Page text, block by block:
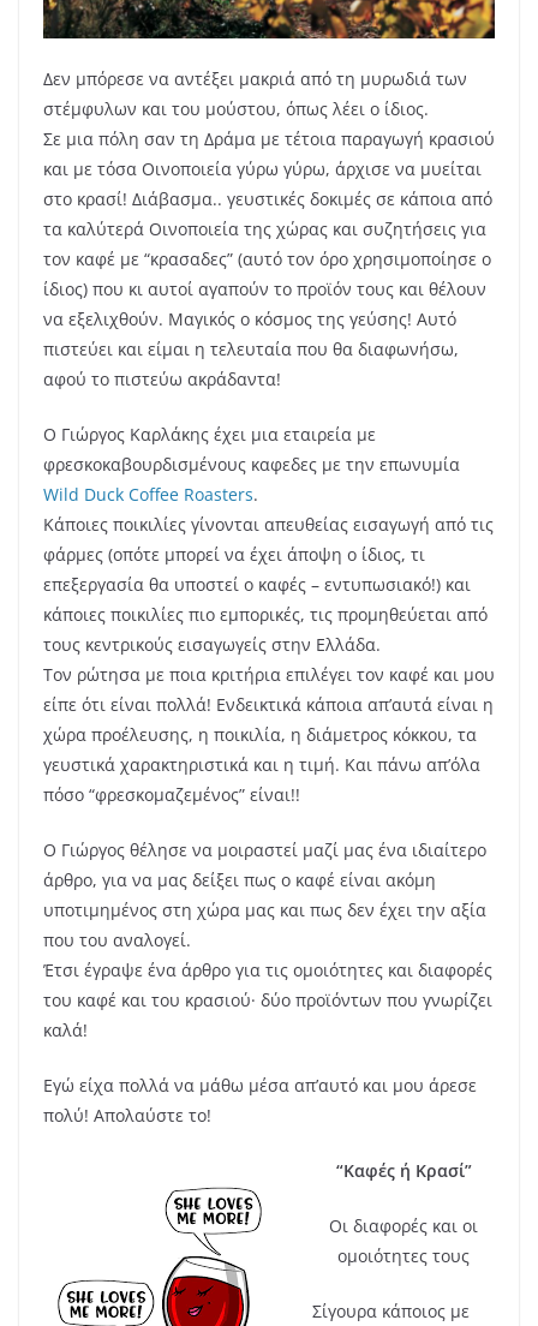
Δεν μπόρεσε να αντέξει μακριά από τη μυρωδιά των
στέμφυλων και του μούστου, όπως λέει ο ίδιος.
Σε μια πόλη σαν τη Δράμα με τέτοια παραγωγή κρασιού
και με τόσα Οινοποιεία γύρω γύρω, άρχισε να μυείται
στο κρασί! Διάβασμα.. γευστικές δοκιμές σε κάποια από
τα καλύτερά Οινοποιεία της χώρας και συζητήσεις για
τον καφέ με “κρασαδες” (αυτό τον όρο χρησιμοποίησε ο
ίδιος) που κι αυτοί αγαπούν το προϊόν τους και θέλουν
να εξελιχθούν. Μαγικός ο κόσμος της γεύσης! Αυτό
πιστεύει και είμαι η τελευταία που θα διαφωνήσω,
αφού το πιστεύω ακράδαντα!
Ο Γιώργος Καρλάκης έχει μια εταιρεία με
φρεσκοκαβουρδισμένους καφεδες με την επωνυμία
Wild Duck Coffee Roasters.
Kάποιες ποικιλίες γίνονται απευθείας εισαγωγή από τις
φάρμες (οπότε μπορεί να έχει άποψη ο ίδιος, τι
επεξεργασία θα υποστεί ο καφές – εντυπωσιακό!) και
κάποιες ποικιλίες πιο εμπορικές, τις προμηθεύεται από
τους κεντρικούς εισαγωγείς στην Ελλάδα.
Τον ρώτησα με ποια κριτήρια επιλέγει τον καφέ και μου
είπε ότι είναι πολλά! Ενδεικτικά κάποια απ’αυτά είναι η
χώρα προέλευσης, η ποικιλία, η διάμετρος κόκκου, τα
γευστικά χαρακτηριστικά και η τιμή. Και πάνω απ’όλα
πόσο “φρεσκομαζεμένος” είναι!!
Ο Γιώργος θέλησε να μοιραστεί μαζί μας ένα ιδιαίτερο
άρθρο, για να μας δείξει πως ο καφέ είναι ακόμη
υποτιμημένος στη χώρα μας και πως δεν έχει την αξία
που του αναλογεί.
Έτσι έγραψε ένα άρθρο για τις ομοιότητες και διαφορές
του καφέ και του κρασιού· δύο προϊόντων που γνωρίζει
καλά!
Εγώ είχα πολλά να μάθω μέσα απ’αυτό και μου άρεσε
πολύ! Απολαύστε το!
“Καφές ή Κρασί”
Οι διαφορές και οι
ομοιότητες τους
Σίγουρα κάποιος με